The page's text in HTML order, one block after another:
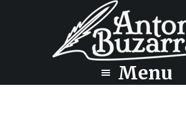
Menu